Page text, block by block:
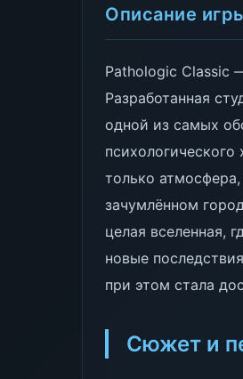
Описание
Pathologic Classic
Разработанная
одной из самых
только
зачумлённом
целая вселенная,
новые
при этом стала
Сюжет и